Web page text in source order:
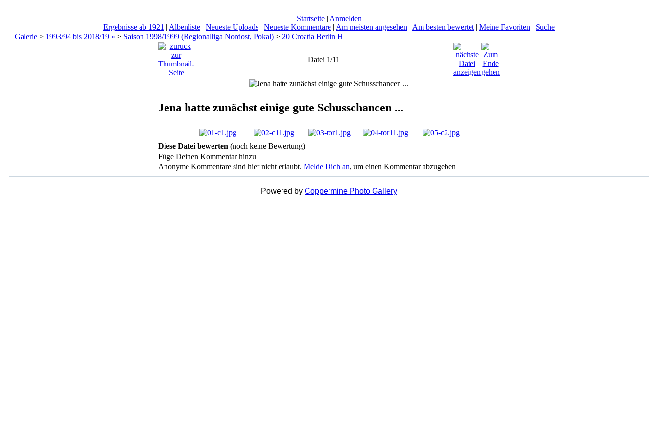
Startseite| Anmelden
Ergebnisse ab 1921 | Albenliste | Neueste Uploads | Neueste Kommentare | Am meisten angesehen | Am besten bewertet | Meine Favoriten | Suche
Galerie > 1993/94 bis 2018/19 » > Saison 1998/1999 (Regionalliga Nordost, Pokal) > 20 Croatia Berlin H
Datei 1/11
Jena hatte zunächst einige gute Schusschancen ...
Diese Datei bewerten (noch keine Bewertung)
Füge Deinen Kommentar hinzu
Anonyme Kommentare sind hier nicht erlaubt. Melde Dich an, um einen Kommentar abzugeben
Powered by Coppermine Photo Gallery